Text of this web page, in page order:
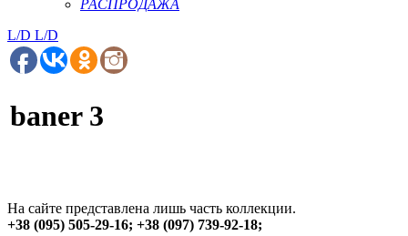
РАСПРОДАЖА
L/D L/D
baner 3
На сайте представлена лишь часть коллекции.
+38 (095) 505-29-16; +38 (097) 739-92-18;